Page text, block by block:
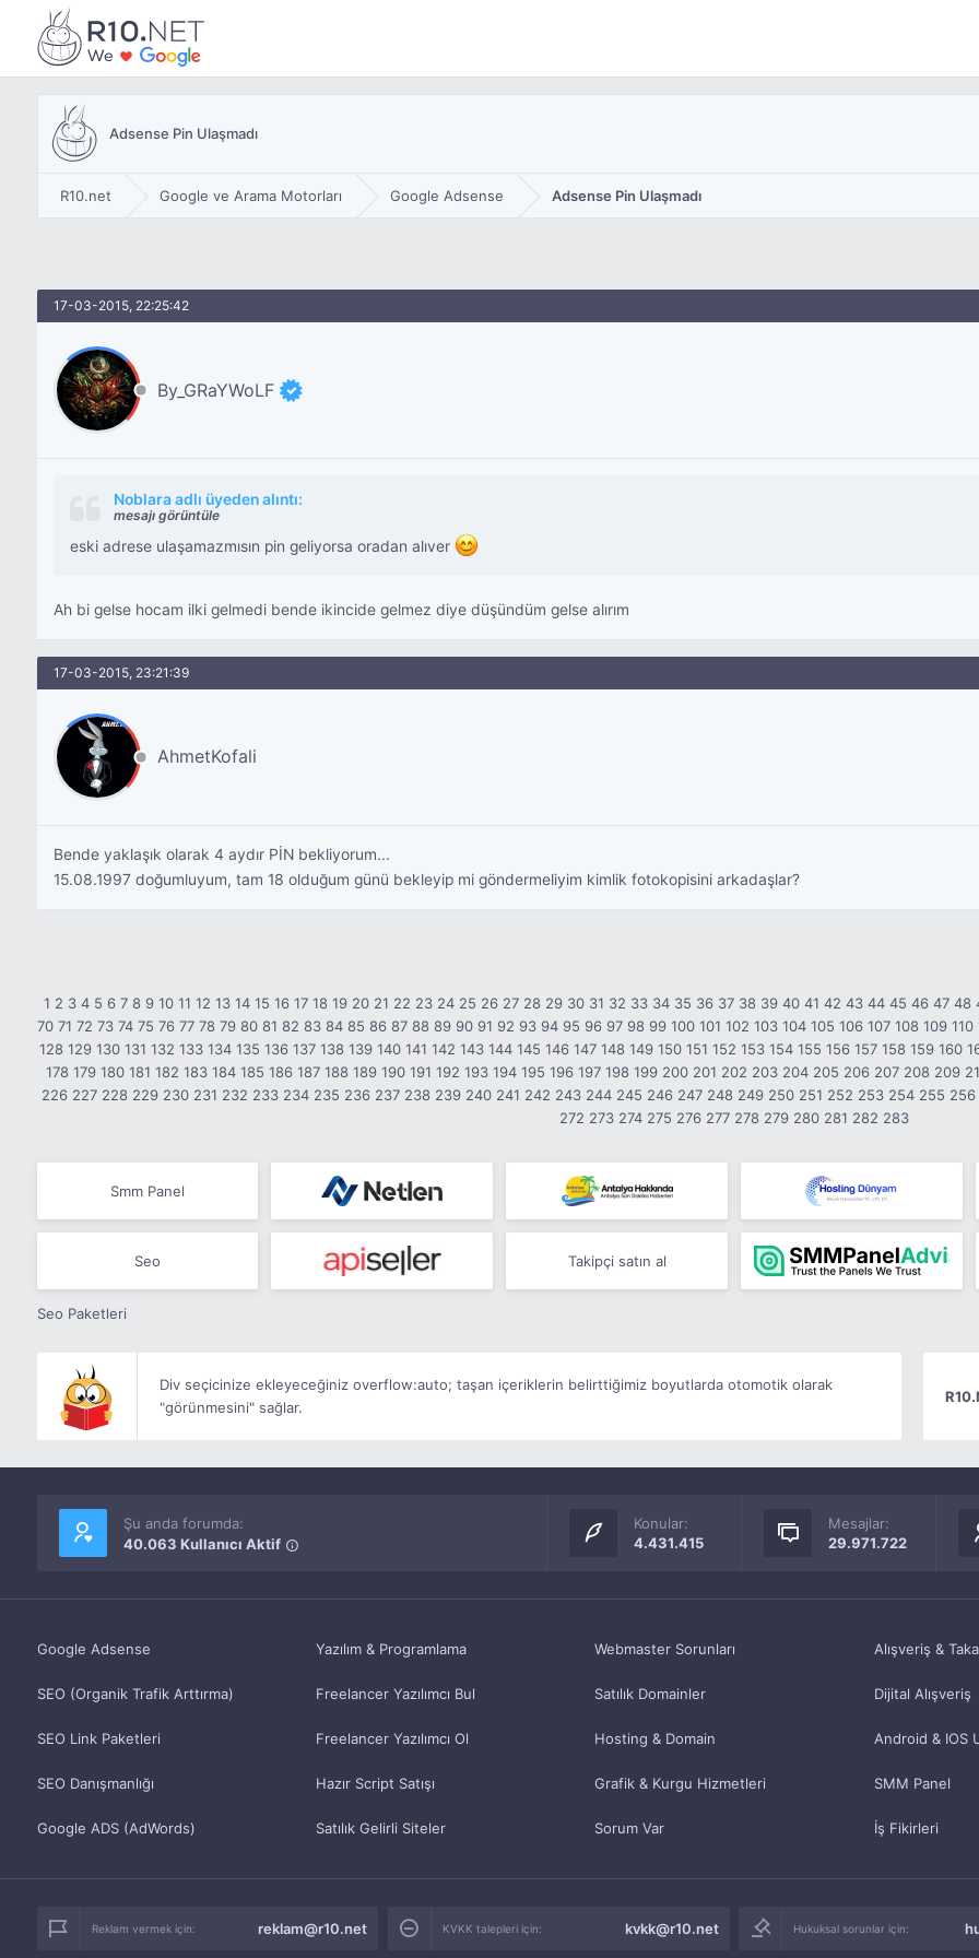
Adsense Pin Ulaşmadı
R10.net Google ve Arama Motorları Google Adsense Adsense Pin Ulaşmadı
17-03-2015, 22:25:42
By_GRaYWoLF
Noblara adlı üyeden alıntı:
mesajı görüntüle
eski adrese ulaşamazmısın pin geliyorsa oradan alıver
Ah bi gelse hocam ilki gelmedi bende ikincide gelmez diye düşündüm gelse alırım
17-03-2015, 23:21:39
AhmetKofali
Bende yaklaşık olarak 4 aydır PİN bekliyorum...
15.08.1997 doğumluyum, tam 18 olduğum günü bekleyip mi göndermeliyim kimlik fotokopisini arkadaşlar?
1 2 3 4 5 6 7 8 9 10 11 12 13 14 15 16 17 18 19 20 21 22 23 24 25 26 27 28 29 30 31 32 33 34 35 36 37 38 39 40 41 42 43 44 45 46 47 48
70 71 72 73 74 75 76 77 78 79 80 81 82 83 84 85 86 87 88 89 90 91 92 93 94 95 96 97 98 99 100 101 102 103 104 105 106 107 108 109 110
128 129 130 131 132 133 134 135 136 137 138 139 140 141 142 143 144 145 146 147 148 149 150 151 152 153 154 155 156 157 158 159 160
178 179 180 181 182 183 184 185 186 187 188 189 190 191 192 193 194 195 196 197 198 199 200 201 202 203 204 205 206 207 208 209
226 227 228 229 230 231 232 233 234 235 236 237 238 239 240 241 242 243 244 245 246 247 248 249 250 251 252 253 254 255 256
272 273 274 275 276 277 278 279 280 281 282 283
Smm Panel
Seo Takipçi satın al
Seo Paketleri
Div seçicinize ekleyeceğinizoverflow:auto;taşan içeriklerin belirttiğimiz boyutlarda otomotik olarak
"görünmesini" sağlar.
Şu anda forumda:
40.063 Kullanıcı Aktif
Konular:
4.431.415
Mesajlar:
29.971.722
Google Adsense
SEO (Organik Trafik Arttırma)
SEO Link Paketleri
SEO Danışmanlığı
Google ADS (AdWords)
Yazılım & Programlama
Freelancer Yazılımcı Bul
Freelancer Yazılımcı Ol
Hazır Script Satışı
Satılık Gelirli Siteler
Webmaster Sorunları
Satılık Domainler
Hosting & Domain
Grafik & Kurgu Hizmetleri
Sorum Var
Alışveriş &
Dijital Alışveriş
Android & IOS
SMM Panel
İş Fikirleri
Reklam vermek için: reklam@r10.net KVKK talepleri için: kvkk@r10.net Hukuksal sorunlar için: